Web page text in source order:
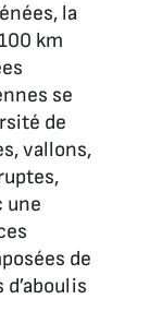
la
km
se
de
vallons,
une
de